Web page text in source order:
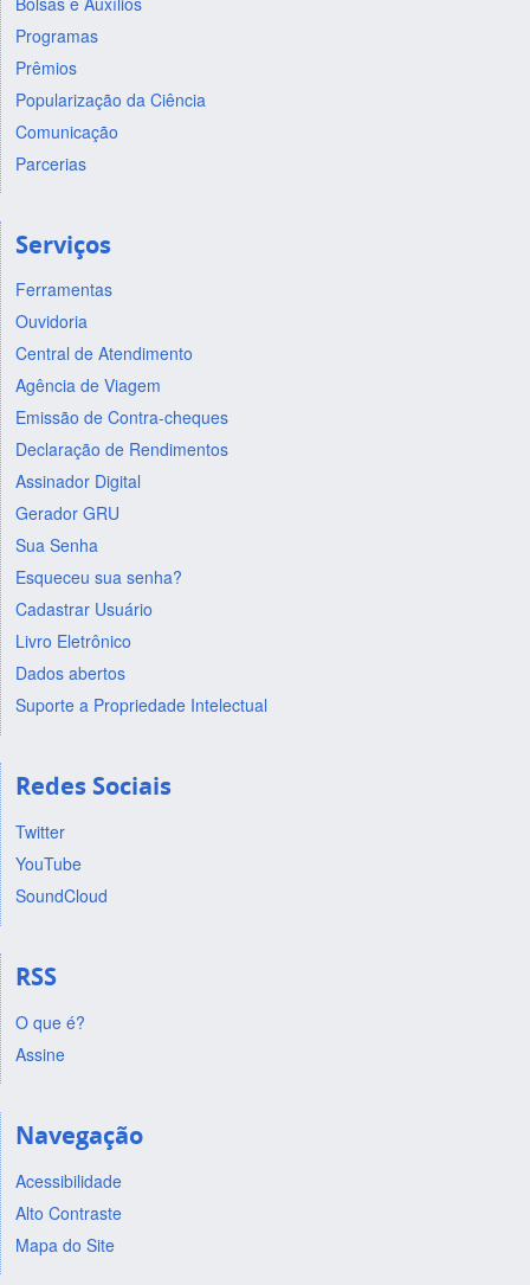
Programas
Prêmios
Popularização da Ciência
Comunicação
Parcerias
Serviços
Ferramentas
Ouvidoria
Central de Atendimento
Agência de Viagem
Emissão de Contra-cheques
Declaração de Rendimentos
Assinador Digital
Gerador GRU
Sua Senha
Esqueceu sua senha?
Cadastrar Usuário
Livro Eletrônico
Dados abertos
Suporte a Propriedade Intelectual
Redes Sociais
Twitter
YouTube
SoundCloud
RSS
O que é?
Assine
Navegação
Acessibilidade
Alto Contraste
Mapa do Site